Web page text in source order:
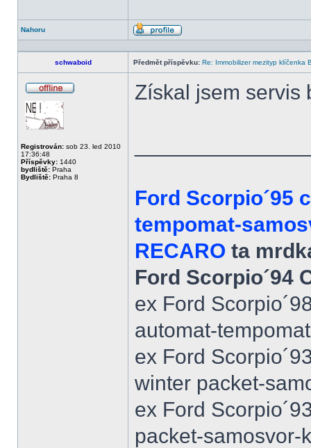
Nahoru
Profil
schwaboid Předmět příspěvku: Re: Immobilizer mezityp klíčenka
Registrován: sob 23. led 2010
17:36:48
Příspěvky: 1440
bydliště: Praha
Bydliště: Praha 8
Získal jsem
Ford Scorpio´95
tempomat-
RECARO ta
Ford Scorpio´94
ex Ford
automat-
ex Ford
winter packet-
ex Ford
packet-samosvor-